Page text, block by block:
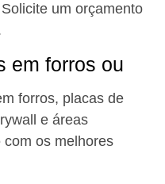
um orçamento
em forros ou
forros, placas de
e áreas
os melhores